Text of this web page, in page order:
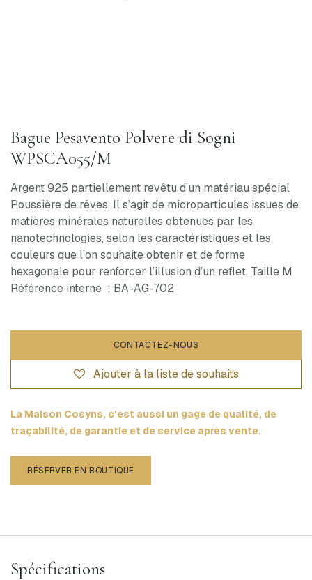
Bague Pesavento Polvere di Sogni
WPSCA055/M
Argent 925 partiellement revêtu d’un matériau spécial
Poussière de rêves. Il s’agit de microparticules issues de
matières minérales naturelles obtenues par les
nanotechnologies, selon les caractéristiques et les
couleurs que l’on souhaite obtenir et de forme
hexagonale pour renforcer l’illusion d’un reflet. Taille M
Référence interne : BA-AG-702
CONTACTEZ-NOUS
Ajouter à la liste de souhaits
La Maison Cosyns, c'est aussi un gage de qualité, de
traçabilité, de garantie et de service après vente.
RÉSERVER EN BOUTIQUE
Spécifications